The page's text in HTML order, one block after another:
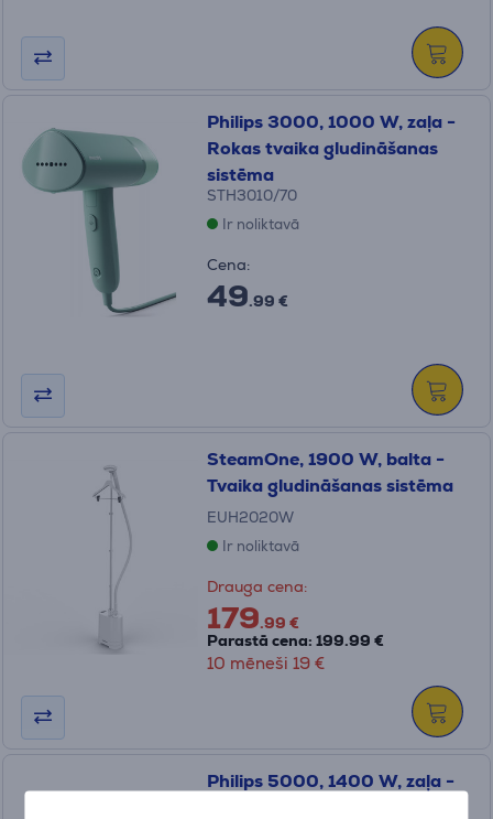
Philips 3000, 1000 W, zaļa -
Rokas tvaika gludināšanas
sistēma
STH3010/70
Ir noliktavā
Cena:
49.99 €
SteamOne, 1900 W, balta -
Tvaika gludināšanas sistēma
EUH2020W
Ir noliktavā
Drauga cena:
179.99 €
Parastā cena: 199.99 €
10 mēneši 19 €
Philips 5000, 1400 W, zaļa -